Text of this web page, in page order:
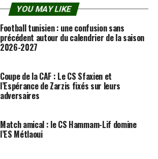
YOU MAY LIKE
Football tunisien : une confusion sans
précédent autour du calendrier de la saison
2026-2027
Coupe de la CAF : Le CS Sfaxien et
l’Espérance de Zarzis fixés sur leurs
adversaires
Match amical : le CS Hammam-Lif domine
l’ES Métlaoui